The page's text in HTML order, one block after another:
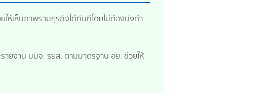
ให้เห็นภาพรวมธุรกิจได้ทันทีโดยไม่ต้องนั่งทำ
ายงาน บมจ. รยส. ตามมาตรฐาน อย. ช่วยให้